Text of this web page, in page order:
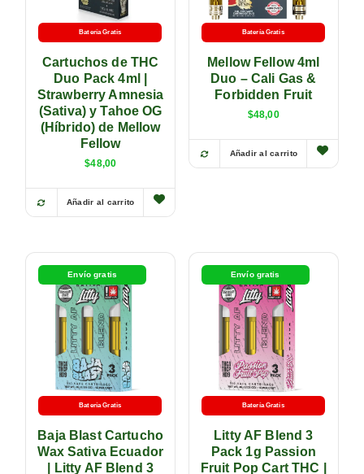
Batería Gratis
Cartuchos de THC
Duo Pack 4ml |
Strawberry Amnesia
(Sativa) y Tahoe OG
(Híbrido) de Mellow
Fellow
$48,00
Añadir al carrito
Batería Gratis
Mellow Fellow 4ml
Duo – Cali Gas &
Forbidden Fruit
$48,00
Añadir al carrito
Envío gratis
Batería Gratis
Baja Blast Cartucho
Wax Sativa Ecuador
| Litty AF Blend 3
Envío gratis
Batería Gratis
Litty AF Blend 3
Pack 1g Passion
Fruit Pop Cart THC |